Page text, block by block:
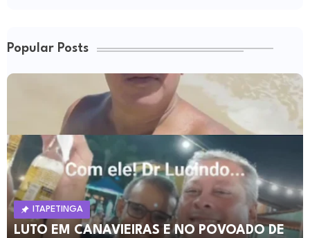
Popular Posts
ITAPETINGA
LUTO EM CANAVIEIRAS E NO POVOADO DE